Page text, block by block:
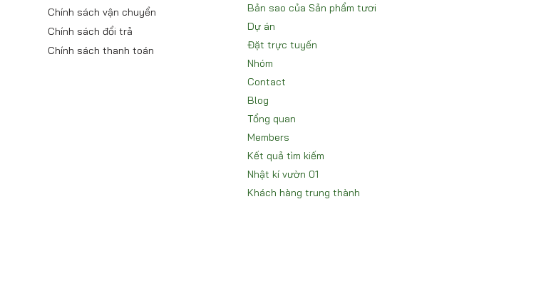
Chính sách vận chuyển
Chính sách đổi trả
Chính sách thanh toán
Bản sao của Sản phẩm tươi
Dự án
Đặt trực tuyến
Nhóm
Contact
Blog
Tổng quan
Members
Kết quả tìm kiếm
Nhật kí vườn 01
Khách hàng trung thành